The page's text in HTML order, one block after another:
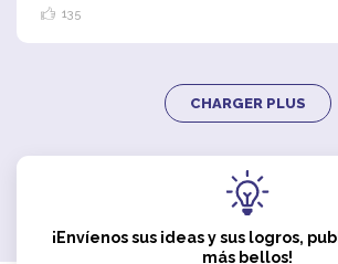
135
CHARGER PLUS
¡Envíenos sus ideas y sus logros,
más bellos!